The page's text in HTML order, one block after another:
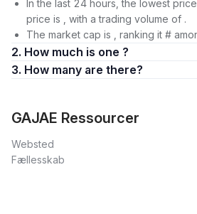
In the last 24 hours, the lowest
price is , with a trading volume of .
The market cap is , ranking it #
2. How much is one ?
3. How many are there?
GAJAE Ressourcer
Websted
Fællesskab